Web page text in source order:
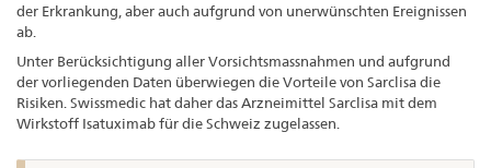
der Erkrankung, aber auch aufgrund von unerwünschten Ereignissen
ab.
Unter Berücksichtigung aller Vorsichtsmassnahmen und aufgrund
der vorliegenden Daten überwiegen die Vorteile von Sarclisa die
Risiken. Swissmedic hat daher das Arzneimittel Sarclisa mit dem
Wirkstoff Isatuximab für die Schweiz zugelassen.